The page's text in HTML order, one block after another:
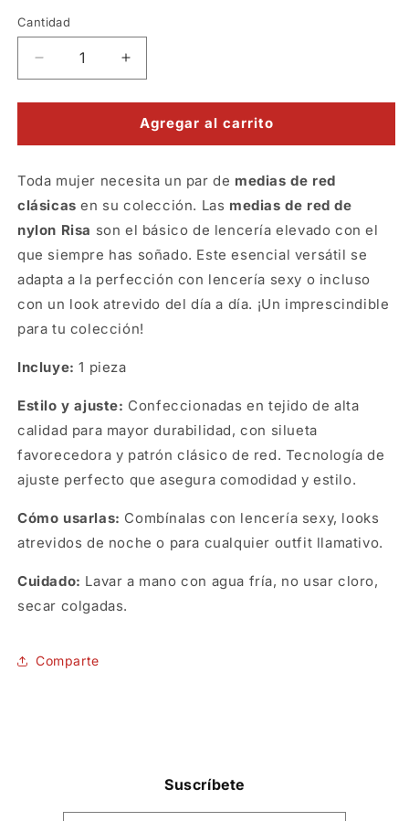
Cantidad
Reducir
cantidad
para
red
rojas
Aumentar
cantidad
para
Medias
red
rojas
Agregar al carrito
Toda mujer necesita un par de medias de red
clásicas en su colección. Las medias de red de
nylon Risa son el básico de lencería elevado con el
que siempre has soñado. Este esencial versátil se
adapta a la perfección con lencería sexy o incluso
con un look atrevido del día a día. ¡Un imprescindible
para tu colección!
Incluye: 1 pieza
Estilo y ajuste: Confeccionadas en tejido de alta
calidad para mayor durabilidad, con silueta
favorecedora y patrón clásico de red. Tecnología de
ajuste perfecto que asegura comodidad y estilo.
Cómo usarlas: Combínalas con lencería sexy, looks
atrevidos de noche o para cualquier outfit llamativo.
Cuidado: Lavar a mano con agua fría, no usar cloro,
secar colgadas.
SKU:Comparte
Suscríbete